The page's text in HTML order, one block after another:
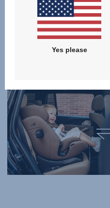
Oppdag og sammenlign
og finn det produktet som
Yes please